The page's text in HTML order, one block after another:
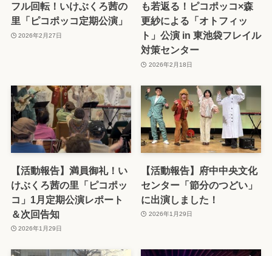
フル回転！いけぶくろ茜の
里「ピコポッコ定期公演」
2026年2月27日
も若返る！ピコポッコ×森
更紗による「オトフィッ
ト」公演 in 東池袋フレイル
対策センター
2026年2月18日
【活動報告】満員御礼！い
けぶくろ茜の里「ピコポッ
コ」1月定期公演レポート
＆次回告知
2026年1月29日
【活動報告】府中中央文化
センター「節分のつどい」
に出演しました！
2026年1月29日